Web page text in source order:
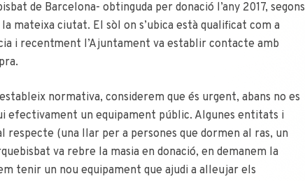
de Barcelona- obtinguda per donació l’any 2017, segons
mateixa ciutat. El sòl on s’ubica està qualificat com a
i recentment l’Ajuntament va establir contacte amb
normativa, considerem que és urgent, abans no es
efectivament un equipament públic. Algunes entitats i
(una llar per a persones que dormen al ras, un
va rebre la masia en donació, en demanem la
tenir un nou equipament que ajudi a alleujar els